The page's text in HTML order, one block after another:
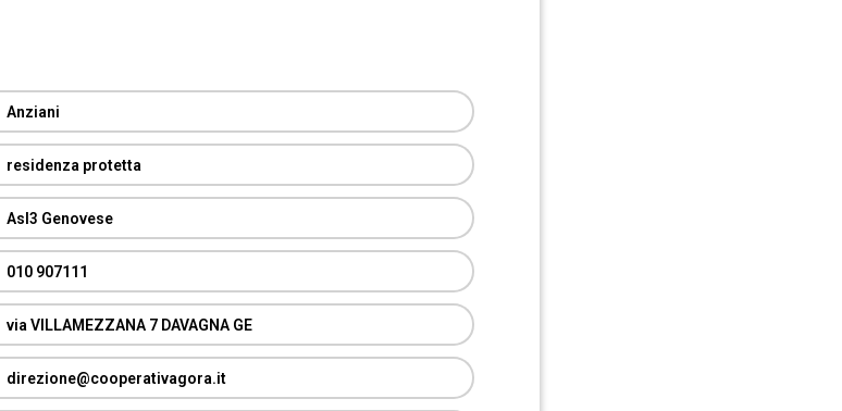
Anziani
residenza protetta
Asl3 Genovese
010 907111
via VILLAMEZZANA 7 DAVAGNA GE
direzione@cooperativagora.it